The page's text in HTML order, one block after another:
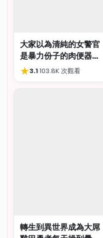
大家以為清純的女警官
是暴力份子的肉便器，
肛交多P都可以
★3.1·103.8K 次觀看
轉生到異世界成為大屌